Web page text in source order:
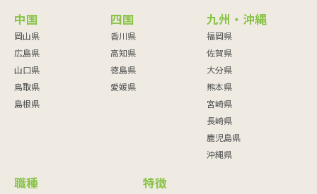
中国
岡山県
広島県
山口県
鳥取県
島根県
四国
香川県
高知県
徳島県
愛媛県
九州・沖縄
福岡県
佐賀県
大分県
熊本県
宮崎県
長崎県
鹿児島県
沖縄県
職種 特徴